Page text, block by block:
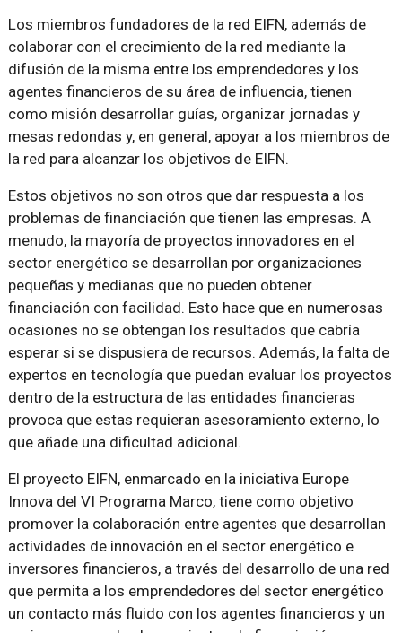
Los miembros fundadores de la red EIFN, además de
colaborar con el crecimiento de la red mediante la
difusión de la misma entre los emprendedores y los
agentes financieros de su área de influencia, tienen
como misión desarrollar guías, organizar jornadas y
mesas redondas y, en general, apoyar a los miembros de
la red para alcanzar los objetivos de EIFN.
Estos objetivos no son otros que dar respuesta a los
problemas de financiación que tienen las empresas. A
menudo, la mayoría de proyectos innovadores en el
sector energético se desarrollan por organizaciones
pequeñas y medianas que no pueden obtener
financiación con facilidad. Esto hace que en numerosas
ocasiones no se obtengan los resultados que cabría
esperar si se dispusiera de recursos. Además, la falta de
expertos en tecnología que puedan evaluar los proyectos
dentro de la estructura de las entidades financieras
provoca que estas requieran asesoramiento externo, lo
que añade una dificultad adicional.
El proyecto EIFN, enmarcado en la iniciativa Europe
Innova del VI Programa Marco, tiene como objetivo
promover la colaboración entre agentes que desarrollan
actividades de innovación en el sector energético e
inversores financieros, a través del desarrollo de una red
que permita a los emprendedores del sector energético
un contacto más fluido con los agentes financieros y un